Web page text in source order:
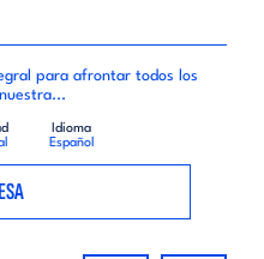
para afrontar todos los
Idioma
Español